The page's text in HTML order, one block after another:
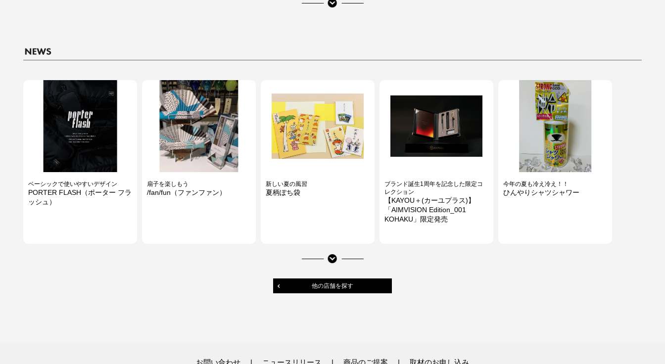
～期間限定で開催中～
商品情報②【マインドウェイブ
キャラクターショップ】
～期間限定で開催中～
商品情報①【マインドウェイブ
キャラクターショップ】
～期間限定開催～
【開催中】マインドウェイブ キ
ャラクターショップ
にゃんすけ＆しばんばんがやって
LOFTOY SHOW(ロフトイショ
ー)開催中！
ベーシックで使いやすいデザイン
PORTER FLASH（ポーター フラ
ッシュ）
扇子を楽しもう
/fan/fun（ファンファン）
新しい夏の風習
夏柄ぽち袋
ブランド誕生1周年を記念した限定コ
レクション
【KAYOU＋(カーユプラス)】
「AIMVISION Edition_001
KOHAKU」限定発売
今年の夏も冷え冷え！！
ひんやりシャツシャワー
ちょっとした手土産に ちょっとしたギフト
他の店舗を探す
お問い合わせ ニュースリリース 商品のご提案 取材のお申し込み